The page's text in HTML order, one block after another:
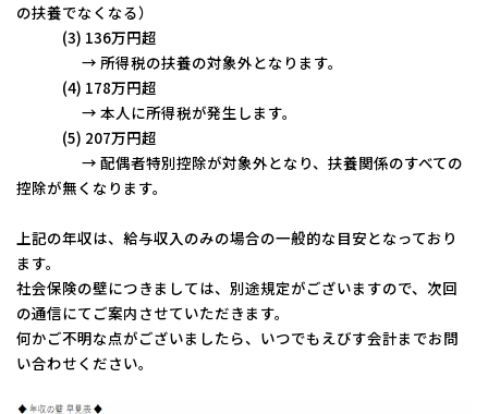
拠点一覧
東京本社東京中野本部
富山本部 高岡本部大阪本部北大阪本部
宮崎本部
日本クレアス社会保険労務士法人
日本クレアス弁護士法人
株式会社コーポレート・アドバイザーズ・アカウンティング
株式会社コーポレート・アドバイザーズM&A
株式会社日本クレアスBPOサポート
株式会社日本クレアス財産サポート
の扶養でなくなる）
(3) 136万円超
→ 所得税の扶養の対象外となります。
(4) 178万円超
→ 本人に所得税が発生します。
(5) 207万円超
→ 配偶者特別控除が対象外となり、扶養関係のすべての
控除が無くなります。
上記の年収は、給与収入のみの場合の一般的な目安となっており
ます。
社会保険の壁につきましては、別途規定がございますので、次回
の通信にてご案内させていただきます。
何かご不明な点がございましたら、いつでもえびす会計までお問
い合わせください。